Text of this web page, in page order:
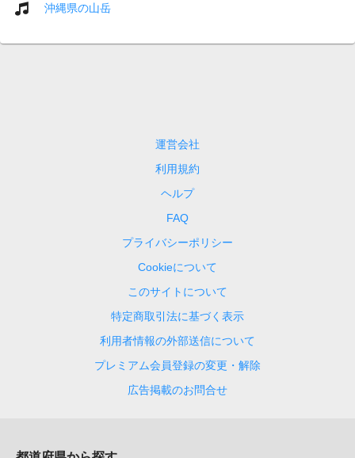
沖縄県の山岳
運営会社
利用規約
ヘルプ
FAQ
プライバシーポリシー
Cookieについて
このサイトについて
特定商取引法に基づく表示
利用者情報の外部送信について
プレミアム会員登録の変更・解除
広告掲載のお問合せ